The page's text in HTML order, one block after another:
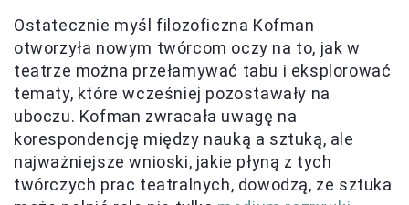
Ostatecznie myśl filozoficzna Kofman
otworzyła nowym twórcom oczy na to, jak w
teatrze można przełamywać tabu i eksplorować
tematy, które wcześniej pozostawały na
uboczu. Kofman zwracała uwagę na
korespondencję między nauką a sztuką, ale
najważniejsze wnioski, jakie płyną z tych
twórczych prac teatralnych, dowodzą, że sztuka